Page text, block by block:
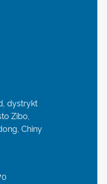
dystrykt
Zibo,
Chiny